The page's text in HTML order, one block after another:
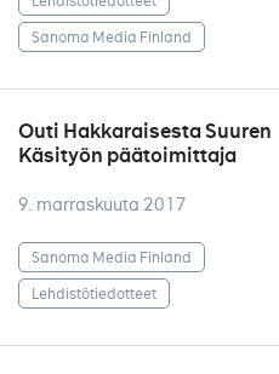
Sanoma Media Finland
Outi Hakkaraisesta Suuren
Käsityön päätoimittaja
9. marraskuuta 2017
Sanoma Media Finland
Lehdistötiedotteet